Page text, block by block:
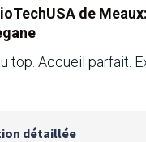
de
top. Accueil parfait.
détaillée